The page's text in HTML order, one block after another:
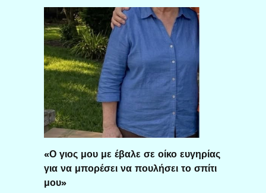
«Ο γιος μου με έβαλε σε οίκο ευγηρίας
για να μπορέσει να πουλήσει το σπίτι
μου»